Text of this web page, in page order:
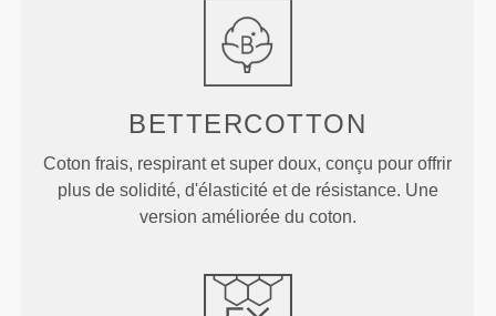
BETTERCOTTON
Coton frais, respirant et super doux, conçu pour offrir
plus de solidité, d'élasticité et de résistance. Une
version améliorée du coton.